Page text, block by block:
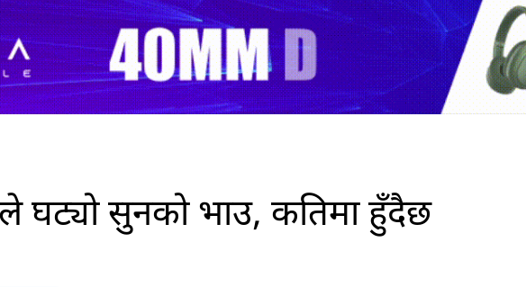
घट्यो सुनको भाउ, कतिमा हुँदैछ